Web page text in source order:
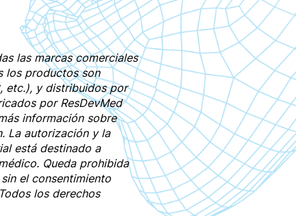
las marcas comerciales
los productos son
etc.), y distribuidos por
por ResDevMed
información sobre
La autorización y la
está destinado a
Queda prohibida
el consentimiento
los derechos